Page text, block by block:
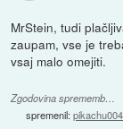
MrStein, tudi
zaupam, vse je
vsaj malo omejiti.
Zgodovina sprememb…
spremenil:pikachu004